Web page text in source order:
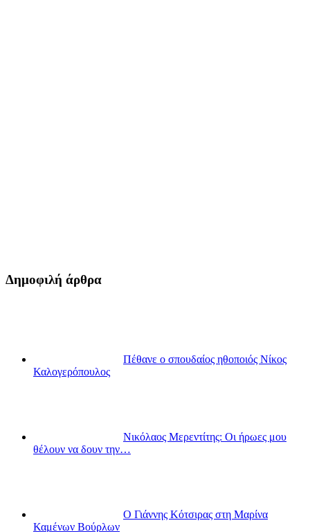
Δημοφιλή άρθρα
Πέθανε ο σπουδαίος ηθοποιός Νίκος
Καλογερόπουλος
Νικόλαος Μερεντίτης: Οι ήρωες μου
θέλουν να δουν την…
Ο Γιάννης Κότσιρας στη Μαρίνα
Καμένων Βούρλων